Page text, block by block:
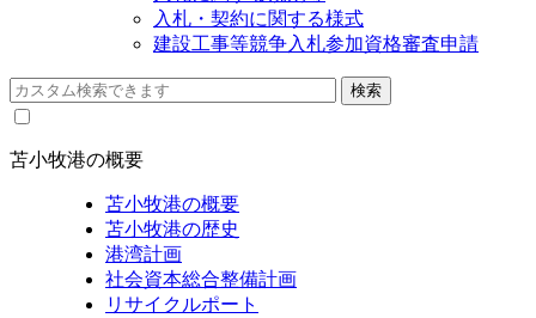
入札・契約に関する様式
建設工事等競争入札参加資格審査申請
苫小牧港の概要
苫小牧港の概要
苫小牧港の歴史
港湾計画
社会資本総合整備計画
リサイクルポート